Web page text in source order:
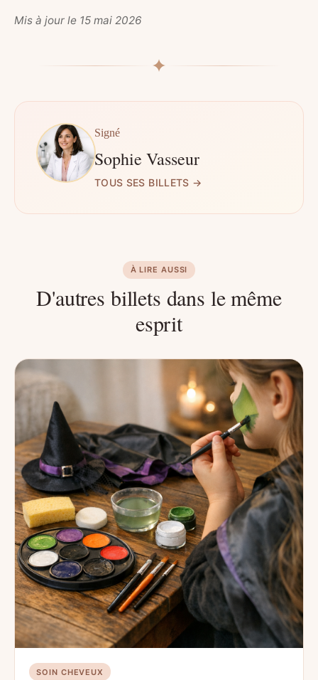
Mis à jour le 15 mai 2026
Signé
Sophie Vasseur
TOUS SES BILLETS →
À LIRE AUSSI
D'autres billets dans le même
esprit
SOIN CHEVEUX